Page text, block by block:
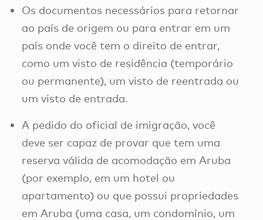
Os documentos necessários para retornar
ao país de origem ou para entrar em um
país onde você tem o direito de entrar,
como um visto de residência (temporário
ou permanente), um visto de reentrada ou
um visto de entrada.
A pedido do oficial de imigração, você
deve ser capaz de provar que tem uma
reserva válida de acomodação em Aruba
(por exemplo, em um hotel ou
apartamento) ou que possui propriedades
em Aruba (uma casa, um condomínio, um